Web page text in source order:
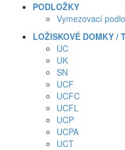
PODLOŽKY
Vymezovací
LOŽISKOVÉ DOMKY /
UC
UK
SN
UCF
UCFC
UCFL
UCP
UCPA
UCT